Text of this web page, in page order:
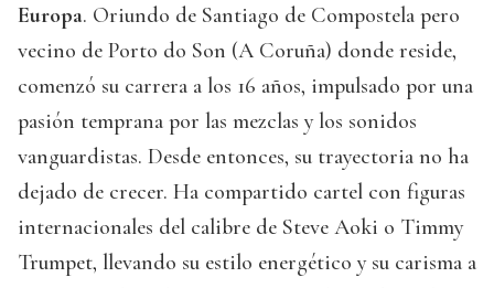
Europa. Oriundo de Santiago de Compostela pero
vecino de Porto do Son (A Coruña) donde reside,
comenzó su carrera a los 16 años, impulsado por una
pasión temprana por las mezclas y los sonidos
vanguardistas. Desde entonces, su trayectoria no ha
dejado de crecer. Ha compartido cartel con figuras
internacionales del calibre de Steve Aoki o Timmy
Trumpet, llevando su estilo energético y su carisma a